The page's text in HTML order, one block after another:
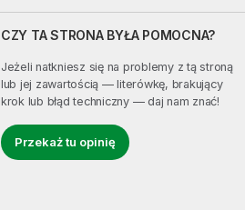
CZY TA STRONA BYŁA POMOCNA?
Jeżeli natkniesz się na problemy z tą stroną
lub jej zawartością — literówkę, brakujący
krok lub błąd techniczny — daj nam znać!
Przekaż tu opinię